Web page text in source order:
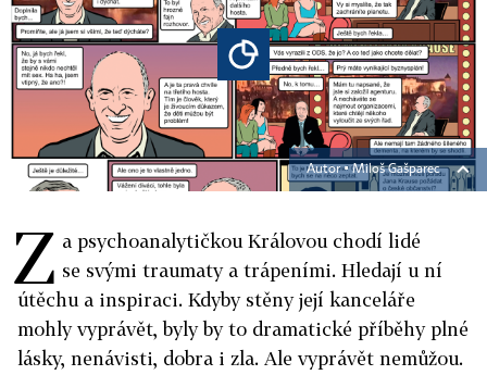
Autor ▪Miloš Gašparec
Z a psychoanalytičkou Královou chodí lidé
se svými traumaty a trápeními. Hledají u ní
útěchu a inspiraci. Kdyby stěny její kanceláře
mohly vyprávět, byly by to dramatické příběhy plné
lásky, nenávisti, dobra i zla. Ale vyprávět nemůžou.